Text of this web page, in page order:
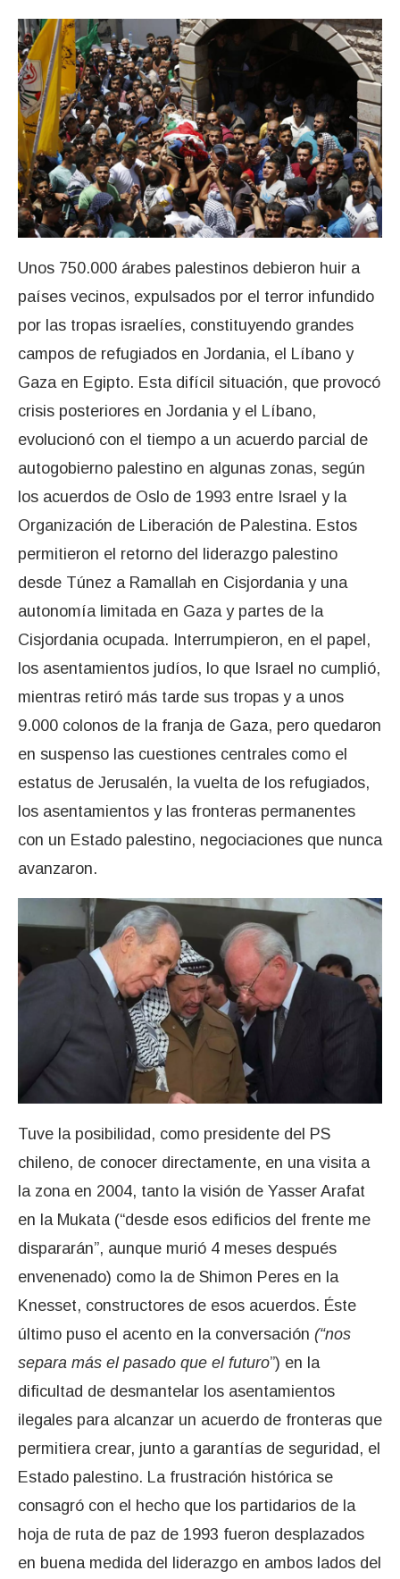
Unos 750.000 árabes palestinos debieron huir a
países vecinos, expulsados por el terror infundido
por las tropas israelíes, constituyendo grandes
campos de refugiados en Jordania, el Líbano y
Gaza en Egipto. Esta difícil situación, que provocó
crisis posteriores en Jordania y el Líbano,
evolucionó con el tiempo a un acuerdo parcial de
autogobierno palestino en algunas zonas, según
los acuerdos de Oslo de 1993 entre Israel y la
Organización de Liberación de Palestina. Estos
permitieron el retorno del liderazgo palestino
desde Túnez a Ramallah en Cisjordania y una
autonomía limitada en Gaza y partes de la
Cisjordania ocupada. Interrumpieron, en el papel,
los asentamientos judíos, lo que Israel no cumplió,
mientras retiró más tarde sus tropas y a unos
9.000 colonos de la franja de Gaza, pero quedaron
en suspenso las cuestiones centrales como el
estatus de Jerusalén, la vuelta de los refugiados,
los asentamientos y las fronteras permanentes
con un Estado palestino, negociaciones que nunca
avanzaron.
Tuve la posibilidad, como presidente del PS
chileno, de conocer directamente, en una visita a
la zona en 2004, tanto la visión de Yasser Arafat
en la Mukata (“desde esos edificios del frente me
dispararán”, aunque murió 4 meses después
envenenado) como la de Shimon Peres en la
Knesset, constructores de esos acuerdos. Éste
último puso el acento en la conversación (“nos
separa más el pasado que el futuro”) en la
dificultad de desmantelar los asentamientos
ilegales para alcanzar un acuerdo de fronteras que
permitiera crear, junto a garantías de seguridad, el
Estado palestino. La frustración histórica se
consagró con el hecho que los partidarios de la
hoja de ruta de paz de 1993 fueron desplazados
en buena medida del liderazgo en ambos lados del